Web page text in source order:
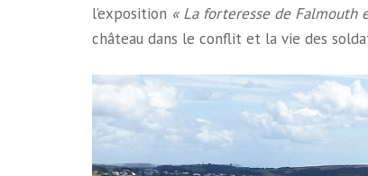
l’exposition « La forteresse de Falmouth
château dans le conflit et la vie des